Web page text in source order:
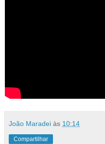
João Maradei às 10:14
Compartilhar